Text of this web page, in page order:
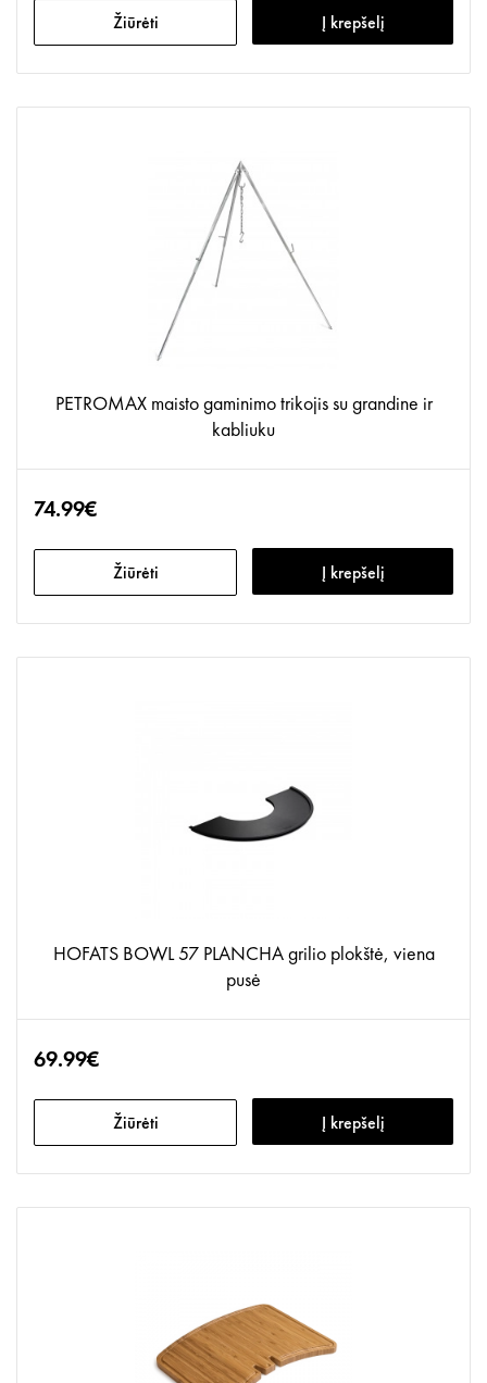
Žiūrėti Į krepšelį
PETROMAX maisto gaminimo trikojis su grandine ir
kabliuku
74.99€
Žiūrėti Į krepšelį
HOFATS BOWL 57 PLANCHA grilio plokštė, viena
pusė
69.99€
Žiūrėti Į krepšelį